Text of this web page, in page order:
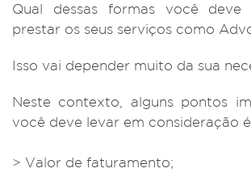
Qual dessas formas você deve
prestar os seus serviços como
Isso vai depender muito da sua
Neste contexto, alguns pontos
você deve levar em consideração
> Valor de faturamento;